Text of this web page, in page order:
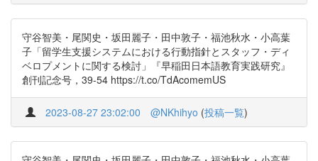
守谷智美・尾関史・坂田麗子・田中敦子・福池秋水・小高葉
子「留学生支援システムにおける行動指針とスタッフ・ディ
ベロプメントに関する検討」『早稲田日本語教育実践研究』
創刊記念号，39-54 https://t.co/TdAcomemUS
2023-08-27 23:02:00 @NKhihyo (投稿一覧)